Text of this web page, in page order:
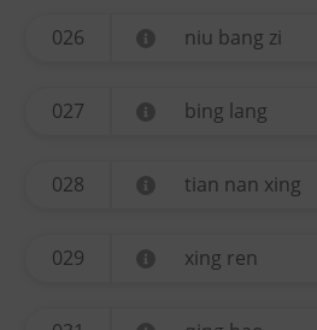
026 niu bang zi
027 bing lang
028 tian nan xing
029 xing ren